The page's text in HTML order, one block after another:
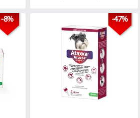
-8% -47%